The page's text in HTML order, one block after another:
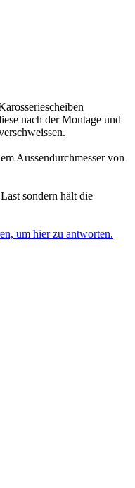
nach der Montage und
Aussendurchmesser von
sondern hält die
um hier zu antworten.